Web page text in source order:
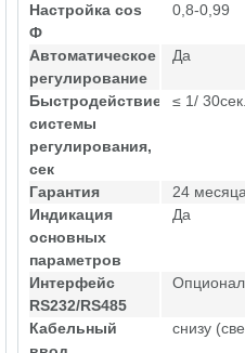
Настройка cos
Ф
0,8-0,99
Автоматическое
регулирование
Да
Быстродействие
системы
регулирования,
сек
≤ 1/ 30сек.
Гарантия
24 месяца
Индикация
основных
параметров
Да
Интерфейс
RS232/RS485
Кабельный
снизу